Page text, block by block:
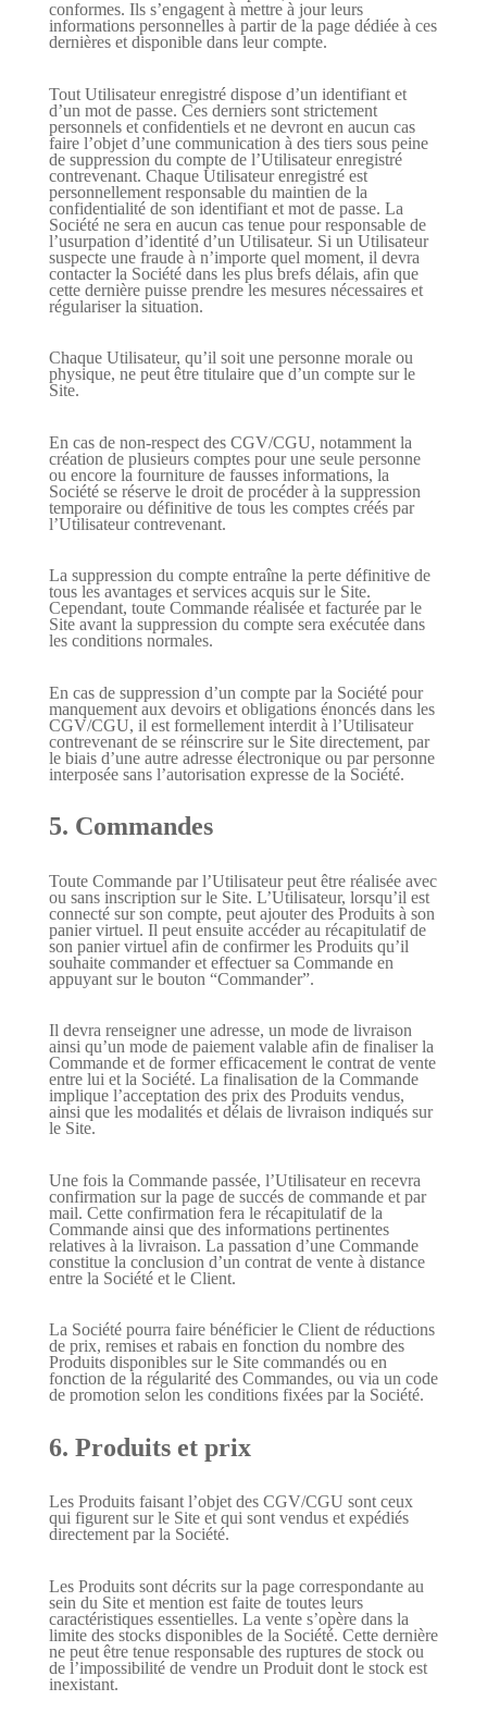
conformes. Ils s’engagent à mettre à jour leurs
informations personnelles à partir de la page dédiée à ces
dernières et disponible dans leur compte.
Tout Utilisateur enregistré dispose d’un identifiant et
d’un mot de passe. Ces derniers sont strictement
personnels et confidentiels et ne devront en aucun cas
faire l’objet d’une communication à des tiers sous peine
de suppression du compte de l’Utilisateur enregistré
contrevenant. Chaque Utilisateur enregistré est
personnellement responsable du maintien de la
confidentialité de son identifiant et mot de passe. La
Société ne sera en aucun cas tenue pour responsable de
l’usurpation d’identité d’un Utilisateur. Si un Utilisateur
suspecte une fraude à n’importe quel moment, il devra
contacter la Société dans les plus brefs délais, afin que
cette dernière puisse prendre les mesures nécessaires et
régulariser la situation.
Chaque Utilisateur, qu’il soit une personne morale ou
physique, ne peut être titulaire que d’un compte sur le
Site.
En cas de non-respect des CGV/CGU, notamment la
création de plusieurs comptes pour une seule personne
ou encore la fourniture de fausses informations, la
Société se réserve le droit de procéder à la suppression
temporaire ou définitive de tous les comptes créés par
l’Utilisateur contrevenant.
La suppression du compte entraîne la perte définitive de
tous les avantages et services acquis sur le Site.
Cependant, toute Commande réalisée et facturée par le
Site avant la suppression du compte sera exécutée dans
les conditions normales.
En cas de suppression d’un compte par la Société pour
manquement aux devoirs et obligations énoncés dans les
CGV/CGU, il est formellement interdit à l’Utilisateur
contrevenant de se réinscrire sur le Site directement, par
le biais d’une autre adresse électronique ou par personne
interposée sans l’autorisation expresse de la Société.
5. Commandes
Toute Commande par l’Utilisateur peut être réalisée avec
ou sans inscription sur le Site. L’Utilisateur, lorsqu’il est
connecté sur son compte, peut ajouter des Produits à son
panier virtuel. Il peut ensuite accéder au récapitulatif de
son panier virtuel afin de confirmer les Produits qu’il
souhaite commander et effectuer sa Commande en
appuyant sur le bouton “Commander”.
Il devra renseigner une adresse, un mode de livraison
ainsi qu’un mode de paiement valable afin de finaliser la
Commande et de former efficacement le contrat de vente
entre lui et la Société. La finalisation de la Commande
implique l’acceptation des prix des Produits vendus,
ainsi que les modalités et délais de livraison indiqués sur
le Site.
Une fois la Commande passée, l’Utilisateur en recevra
confirmation sur la page de succés de commande et par
mail. Cette confirmation fera le récapitulatif de la
Commande ainsi que des informations pertinentes
relatives à la livraison. La passation d’une Commande
constitue la conclusion d’un contrat de vente à distance
entre la Société et le Client.
La Société pourra faire bénéficier le Client de réductions
de prix, remises et rabais en fonction du nombre des
Produits disponibles sur le Site commandés ou en
fonction de la régularité des Commandes, ou via un code
de promotion selon les conditions fixées par la Société.
6. Produits et prix
Les Produits faisant l’objet des CGV/CGU sont ceux
qui figurent sur le Site et qui sont vendus et expédiés
directement par la Société.
Les Produits sont décrits sur la page correspondante au
sein du Site et mention est faite de toutes leurs
caractéristiques essentielles. La vente s’opère dans la
limite des stocks disponibles de la Société. Cette dernière
ne peut être tenue responsable des ruptures de stock ou
de l’impossibilité de vendre un Produit dont le stock est
inexistant.